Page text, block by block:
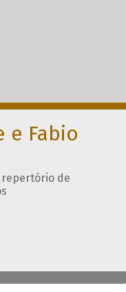
e Fabio
repertório de